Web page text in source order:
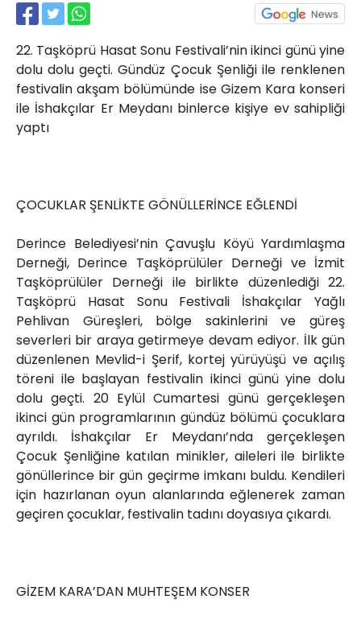
22. Taşköprü Hasat Sonu Festivali’nin ikinci günü yine
dolu dolu geçti. Gündüz Çocuk Şenliği ile renklenen
festivalin akşam bölümünde ise Gizem Kara konseri
ile İshakçılar Er Meydanı binlerce kişiye ev sahipliği
yaptı
ÇOCUKLAR ŞENLİKTE GÖNÜLLERİNCE EĞLENDİ
Derince Belediyesi’nin Çavuşlu Köyü Yardımlaşma
Derneği, Derince Taşköprülüler Derneği ve İzmit
Taşköprülüler Derneği ile birlikte düzenlediği 22.
Taşköprü Hasat Sonu Festivali İshakçılar Yağlı
Pehlivan Güreşleri, bölge sakinlerini ve güreş
severleri bir araya getirmeye devam ediyor. İlk gün
düzenlenen Mevlid-i Şerif, kortej yürüyüşü ve açılış
töreni ile başlayan festivalin ikinci günü yine dolu
dolu geçti. 20 Eylül Cumartesi günü gerçekleşen
ikinci gün programlarının gündüz bölümü çocuklara
ayrıldı. İshakçılar Er Meydanı’nda gerçekleşen
Çocuk Şenliğine katılan minikler, aileleri ile birlikte
gönüllerince bir gün geçirme imkanı buldu. Kendileri
için hazırlanan oyun alanlarında eğlenerek zaman
geçiren çocuklar, festivalin tadını doyasıya çıkardı.
GİZEM KARA’DAN MUHTEŞEM KONSER
Akkavaklar Caddesi No:17/4 İzmit-
KOCAELİ
kocaelisokak@gmail.com